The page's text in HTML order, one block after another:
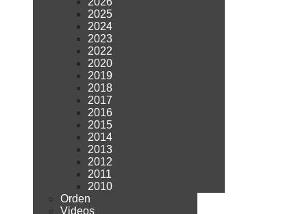
2025
2024
2023
2022
2020
2019
2018
2017
2016
2015
2014
2013
2012
2011
2010
Orden
Videos